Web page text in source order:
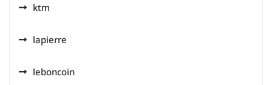
ktm
lapierre
leboncoin